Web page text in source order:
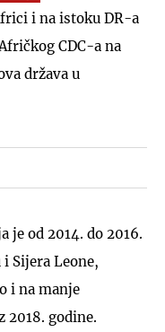
i na istoku DR-a
CDC-a na
država u
je od 2014. do 2016.
Sijera Leone,
i na manje
2018. godine.